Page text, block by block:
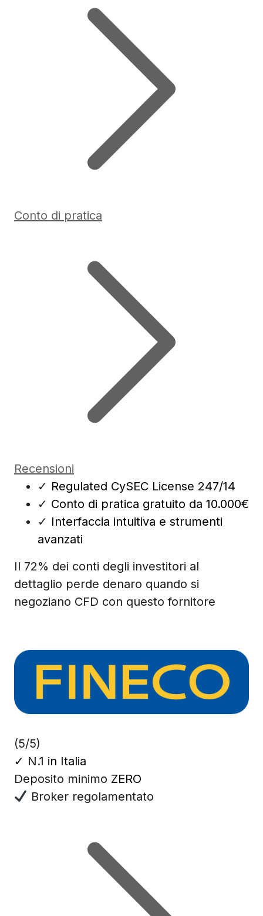
Conto di pratica
Recensioni
✓ Regulated CySEC License 247/14
✓ Conto di pratica gratuito da 10.000€
✓ Interfaccia intuitiva e strumenti
avanzati
Il 72% dei conti degli investitori al
dettaglio perde denaro quando si
negoziano CFD con questo fornitore
(5/5)
✓ N.1 in Italia
Deposito minimo ZERO
Broker regolamentato